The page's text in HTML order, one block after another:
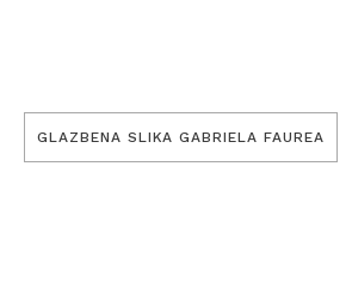
GLAZBENA SLIKA GABRIELA FAUREA